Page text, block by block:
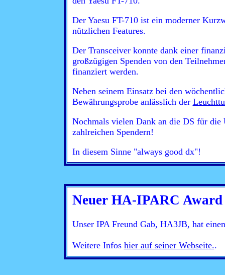
Der Yaesu FT-710 ist ein moderner
nützlichen Features.
Der Transceiver konnte dank einer
großzügigen Spenden von den
finanziert werden.
Neben seinem Einsatz bei den
Bewährungsprobe anlässlich der
Nochmals vielen Dank an die DS für die
zahlreichen Spendern!
In diesem Sinne "always good dx"!
Neuer HA-IPARC Award
Unser IPA Freund Gab, HA3JB, hat
Weitere Infos hier auf seiner Webseite..